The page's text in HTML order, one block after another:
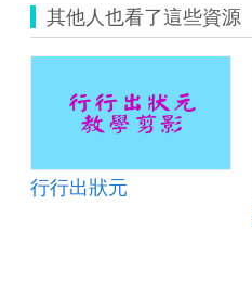
其他人也看了這些資源
行行出狀元